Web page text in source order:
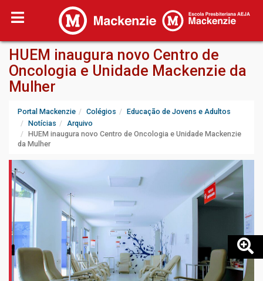
HUEM inaugura novo Centro de
Oncologia e Unidade Mackenzie da
Mulher
Portal Mackenzie Colégios
Educação de Jovens e Adultos
Notícias
Arquivo
HUEM inaugura novo Centro de Oncologia e Unidade Mackenzie
da Mulher